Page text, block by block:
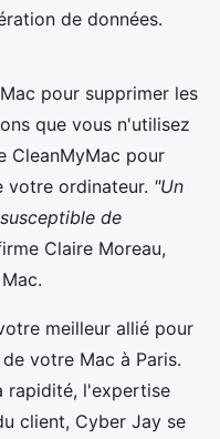
de données.
pour supprimer les
que vous n'utilisez
CleanMyMac pour
votre ordinateur. "Un
de
Claire Moreau,
meilleur allié pour
votre Mac à Paris.
rapidité, l'expertise
client, Cyber Jay se